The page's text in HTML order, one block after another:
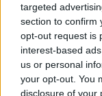
targeted
section to confirm
opt-out request is
interest-based
us or personal
your opt-out. You
disclosure of your
džiugina, bet
žaidimo
nepultų
Gūžtą“?